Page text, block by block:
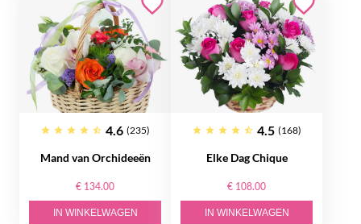
4.6 (235)
Mand van Orchideeën
€ 134.00
IN WINKELWAGEN
4.5 (168)
Elke Dag Chique
€ 108.00
IN WINKELWAGEN